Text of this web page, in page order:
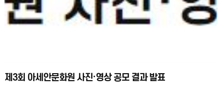
제3회 아세안문화원 사진·영상 공모 결과 발표